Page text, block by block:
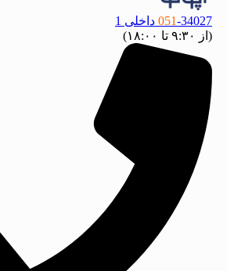
051-34027 داخلی 1
(از ۹:۳۰ تا ۱۸:۰۰)